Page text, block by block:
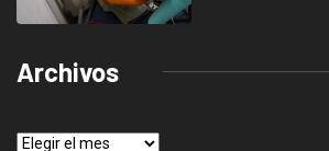
Archivos
Archivos